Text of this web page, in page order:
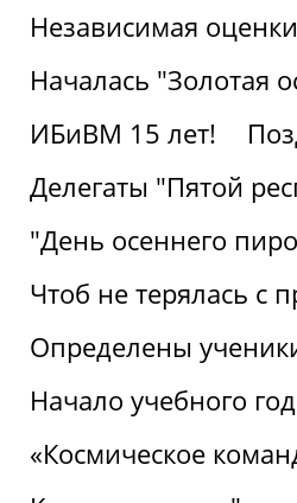
Независимая
Началась "Золотая
ИБиВМ 15 лет!
Делегаты "Пятой
"День осеннего
Чтоб не терялась с
Определены
Начало учебного
«Космическое